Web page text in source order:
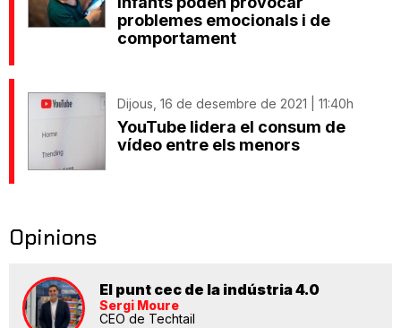
problemes emocionals i de
comportament
Dijous, 16 de desembre de 2021 | 11:40h
YouTube lidera el consum de
vídeo entre els menors
Opinions
El punt cec de la indústria 4.0
Sergi Moure
CEO de Techtail